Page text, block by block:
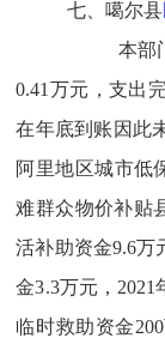
七 、噶尔县
本部
0.41 万元， 支出
在年底到账因此
阿里地区城市低
难群众物价补贴
活补助资金9.6万
金3.3万元，2021
临时救助资金200